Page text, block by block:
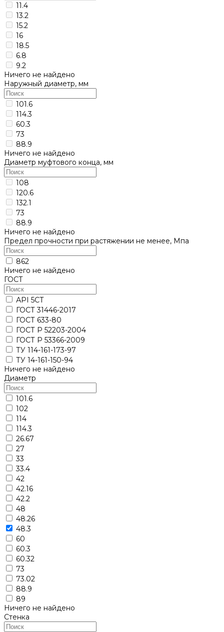
11.4
13.2
15.2
16
18.5
6.8
9.2
Ничего не найдено
Наружный диаметр, мм
101.6
114.3
60.3
73
88.9
Ничего не найдено
Диаметр муфтового конца, мм
108
120.6
132.1
73
88.9
Ничего не найдено
Предел прочности при растяжении не менее, Мпа
862
Ничего не найдено
ГОСТ
АРI 5СТ
ГОСТ 31446-2017
ГОСТ 633-80
ГОСТ Р 52203-2004
ГОСТ Р 53366-2009
ТУ 114-161-173-97
ТУ 14-161-150-94
Ничего не найдено
Диаметр
101.6
102
114
114.3
26.67
27
33
33.4
42
42.16
42.2
48
48.26
48.3
60
60.3
60.32
73
73.02
88.9
89
Ничего не найдено
Стенка